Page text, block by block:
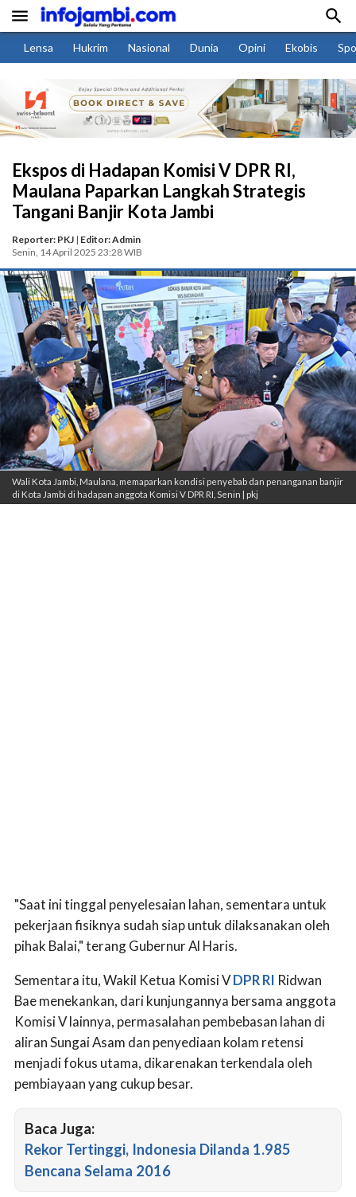
 
Lensa Hukrim Nasional Dunia Opini Ekobis
Ekspos di Hadapan Komisi V DPR RI,
Maulana Paparkan Langkah Strategis
Tangani Banjir Kota Jambi
Reporter: PKJ | Editor: Admin
Senin, 14 April 2025 23:28 WIB
Wali Kota Jambi, Maulana, memaparkan kondisi penyebab dan penanganan banjir
di Kota Jambi di hadapan anggota Komisi V DPR RI, Senin | pkj
"Saat ini tinggal penyelesaian lahan, sementara untuk
pekerjaan fisiknya sudah siap untuk dilaksanakan oleh
pihak Balai," terang Gubernur Al Haris.
Sementara itu, Wakil Ketua Komisi VDPR RI Ridwan
Bae menekankan, dari kunjungannya bersama anggota
Komisi V lainnya, permasalahan pembebasan lahan di
aliran Sungai Asam dan penyediaan kolam retensi
menjadi fokus utama, dikarenakan terkendala oleh
pembiayaan yang cukup besar.
Baca Juga:
Rekor Tertinggi, Indonesia Dilanda 1.985
Bencana Selama 2016